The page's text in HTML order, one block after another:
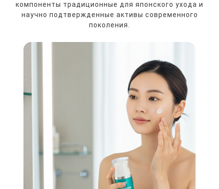
компоненты традиционные для японского ухода и
научно подтвержденные активы современного
поколения.